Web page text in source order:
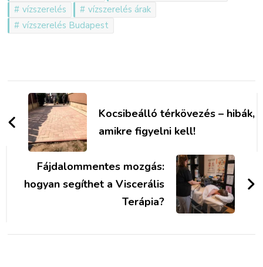
vízszerelés
vízszerelés árak
vízszerelés Budapest
Bejegyzések
navigációjaKocsibeálló térkövezés – hibák,
amikre figyelni kell!
Fájdalommentes mozgás:
hogyan segíthet a Viscerális
Terápia?